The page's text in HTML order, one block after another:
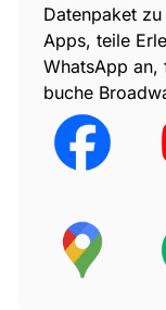
Datenpaket
Apps, teile
WhatsApp an,
buche